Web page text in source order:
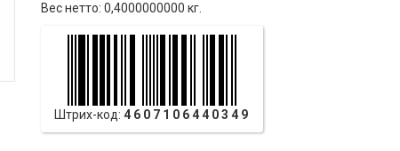
Вес нетто: 0,4000000000 кг.
Штрих-код: 4607106440349